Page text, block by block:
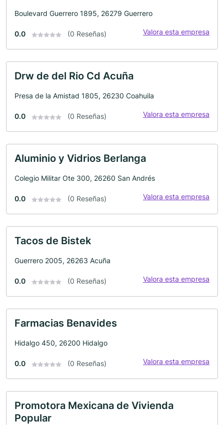
Boulevard Guerrero 1895, 26279 Guerrero
0.0 (0 Reseñas) Valora esta empresa
Drw de del Rio Cd Acuña
Presa de la Amistad 1805, 26230 Coahuila
0.0 (0 Reseñas) Valora esta empresa
Aluminio y Vidrios Berlanga
Colegio Militar Ote 300, 26260 San Andrés
0.0 (0 Reseñas) Valora esta empresa
Tacos de Bistek
Guerrero 2005, 26263 Acuña
0.0 (0 Reseñas) Valora esta empresa
Farmacias Benavides
Hidalgo 450, 26200 Hidalgo
0.0 (0 Reseñas) Valora esta empresa
Promotora Mexicana de Vivienda
Popular